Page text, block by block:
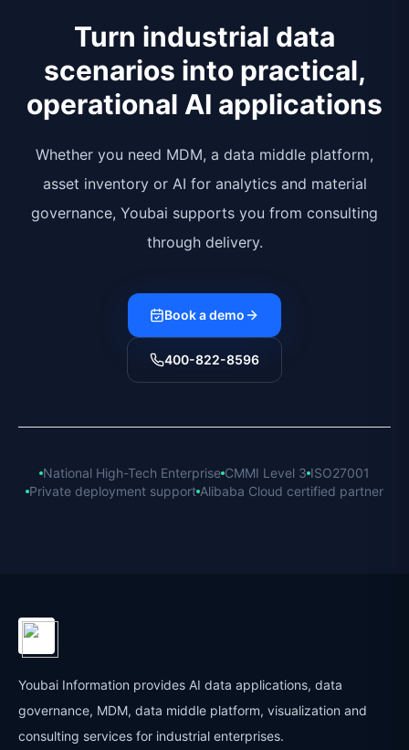
Turn industrial data
scenarios into practical,
operational AI applications
Whether you need MDM, a data middle platform,
asset inventory or AI for analytics and material
governance, Youbai supports you from consulting
through delivery.
Book a demo
400-822-8596
National High-Tech Enterprise CMMI Level 3 ISO27001
Private deployment support Alibaba Cloud certified partner
Youbai Information provides AI data applications, data
governance, MDM, data middle platform, visualization and
consulting services for industrial enterprises.